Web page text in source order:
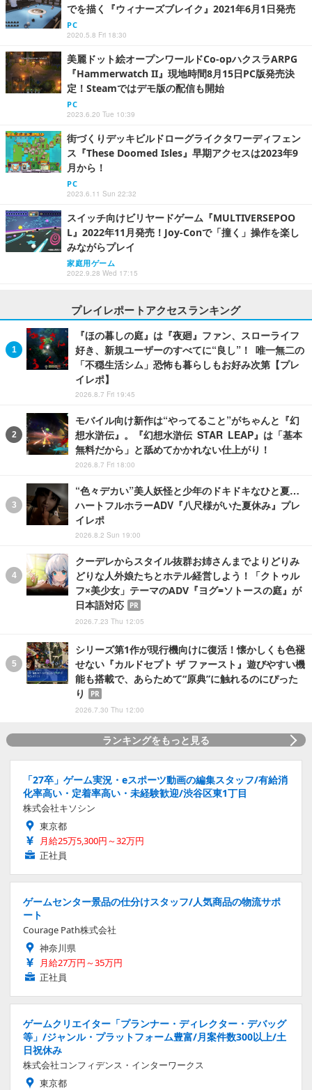
でを描く『ウィナーズブレイク』2021年6月1日発売
PC
2020.5.8 Fri 18:30
美麗ドット絵オープンワールドCo-opハクスラARPG
『Hammerwatch II』現地時間8月15日PC版発売決
定！Steamではデモ版の配信も開始
PC
2023.6.20 Tue 10:39
街づくりデッキビルドローグライクタワーディフェン
ス『These Doomed Isles』早期アクセスは2023年9
月から！
PC
2023.6.11 Sun 22:32
スイッチ向けビリヤードゲーム『MULTIVERSEPOO
L』2022年11月発売！Joy-Conで「撞く」操作を楽し
みながらプレイ
家庭用ゲーム
2022.9.28 Wed 17:15
プレイレポートアクセスランキング
『ほの暮しの庭』は『夜廻』ファン、スローライフ
好き、新規ユーザーのすべてに“良し”！ 唯一無二の
「不穏生活シム」恐怖も暮らしもお好み次第【プレ
イレポ】
2026.8.7 Fri 19:45
モバイル向け新作は“やってること”がちゃんと『幻
想水滸伝』。『幻想水滸伝 STAR LEAP』は「基本
無料だから」と舐めてかかれない仕上がり！
2026.8.7 Fri 18:00
“色々デカい”美人妖怪と少年のドキドキなひと夏…
ハートフルホラーADV『八尺様がいた夏休み』プレ
イレポ
2026.8.2 Sun 19:00
クーデレからスタイル抜群お姉さんまでよりどりみ
どりな人外娘たちとホテル経営しよう！「クトゥル
フ×美少女」テーマのADV『ヨグ=ソトースの庭』が
日本語対応
PR
2026.7.23 Thu 12:05
シリーズ第1作が現行機向けに復活！懐かしくも色褪
せない『カルドセプト ザ ファースト』遊びやすい機
能も搭載で、あらためて“原典”に触れるのにぴった
り
PR
2026.7.30 Thu 12:00
ランキングをもっと見る
「27卒」ゲーム実況・eスポーツ動画の編集スタッフ/有給消
化率高い・定着率高い・未経験歓迎/渋谷区東1丁目
株式会社キソシン
東京都
月給25万5,300円～32万円
正社員
ゲームセンター景品の仕分けスタッフ/人気商品の物流サポ
ート
Courage Path株式会社
神奈川県
月給27万円～35万円
正社員
ゲームクリエイター「プランナー・ディレクター・デバッグ
等」/ジャンル・プラットフォーム豊富/月案件数300以上/土
日祝休み
株式会社コンフィデンス・インターワークス
東京都